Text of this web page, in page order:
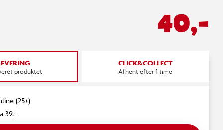
40,-
produktet
CLICK&COLLECT
Afhent efter 1 time
(25+)
39,-